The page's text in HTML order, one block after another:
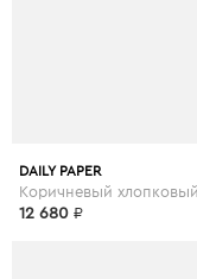
DAILY PAPER
12 680 ₽